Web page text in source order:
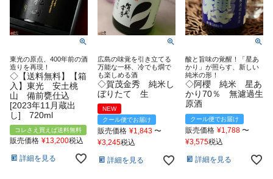
東光の原点、400年前の酒
造りを再現！
◇【送料無料】【箱
入】東光 安土桃
山 備前甕仕込
[2023年11月蔵出
し] 720ml
コレさえ買えば送料無料
販売価格 ¥13,200税込
詳細を見る
広島の味覚を引き立てる
万能な一杯、冷でも燗で
も楽しめる酒
◇賀茂金秀 純米し
ぼりたて 生
NEW
クール便でお届け
販売価格 ¥1,843 〜
¥3,245税込
詳細を見る
酸と旨味の覚醒！「星あ
かり」が照らす、新しい
純米の形！
◇阿櫻 純米 星あ
かり70％ 無濾過生
原酒
クール便でお届け
販売価格 ¥1,788 〜
¥3,575税込
詳細を見る